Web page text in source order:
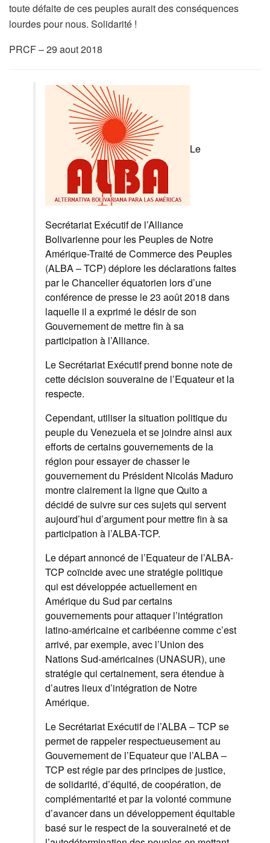
toute défaite de ces peuples aurait des conséquences
lourdes pour nous. Solidarité !
PRCF – 29 aout 2018
Le
Secrétariat Exécutif de l’Alliance
Bolivarienne pour les Peuples de Notre
Amérique-Traité de Commerce des Peuples
(ALBA – TCP) déplore les déclarations faites
par le Chancelier équatorien lors d’une
conférence de presse le 23 août 2018 dans
laquelle il a exprimé le désir de son
Gouvernement de mettre fin à sa
participation à l’Alliance.
Le Secrétariat Exécutif prend bonne note de
cette décision souveraine de l’Equateur et la
respecte.
Cependant, utiliser la situation politique du
peuple du Venezuela et se joindre ainsi aux
efforts de certains gouvernements de la
région pour essayer de chasser le
gouvernement du Président Nicolás Maduro
montre clairement la ligne que Quito a
décidé de suivre sur ces sujets qui servent
aujourd’hui d’argument pour mettre fin à sa
participation à l’ALBA-TCP.
Le départ annoncé de l’Equateur de l’ALBA-
TCP coïncide avec une stratégie politique
qui est développée actuellement en
Amérique du Sud par certains
gouvernements pour attaquer l’intégration
latino-américaine et caribéenne comme c’est
arrivé, par exemple, avec l’Union des
Nations Sud-américaines (UNASUR), une
stratégie qui certainement, sera étendue à
d’autres lieux d’intégration de Notre
Amérique.
Le Secrétariat Exécutif de l’ALBA – TCP se
permet de rappeler respectueusement au
Gouvernement de l’Equateur que l’ALBA –
TCP est régie par des principes de justice,
de solidarité, d’équité, de coopération, de
complémentarité et par la volonté commune
d’avancer dans un développement équitable
basé sur le respect de la souveraineté et de